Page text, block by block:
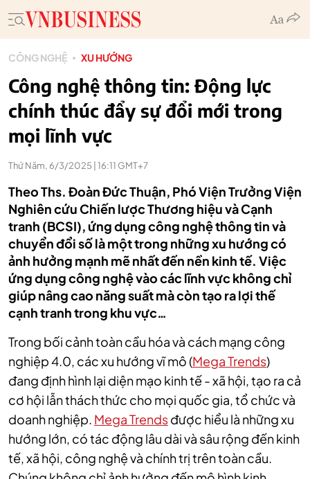
CÔNG NGHỆ XU HƯỚNG
Công nghệ thông tin: Động lực
chính thúc đẩy sự đổi mới trong
mọi lĩnh vực
Thứ Năm, 6/3/2025 | 16:11 GMT+7
Theo Ths. Đoàn Đức Thuận, Phó Viện Trưởng Viện
Nghiên cứu Chiến lược Thương hiệu và Cạnh
tranh (BCSI), ứng dụng công nghệ thông tin và
chuyển đổi số là một trong những xu hướng có
ảnh hưởng mạnh mẽ nhất đến nền kinh tế. Việc
ứng dụng công nghệ vào các lĩnh vực không chỉ
giúp nâng cao năng suất mà còn tạo ra lợi thế
cạnh tranh trong khu vực…
Trong bối cảnh toàn cầu hóa và cách mạng công
nghiệp 4.0, các xu hướng vĩ mô (Mega Trends)
đang định hình lại diện mạo kinh tế - xã hội, tạo ra cả
cơ hội lẫn thách thức cho mọi quốc gia, tổ chức và
doanh nghiệp. Mega Trendsđược hiểu là những xu
hướng lớn, có tác động lâu dài và sâu rộng đến kinh
tế, xã hội, công nghệ và chính trị trên toàn cầu.